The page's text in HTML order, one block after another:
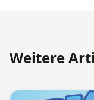
Weitere